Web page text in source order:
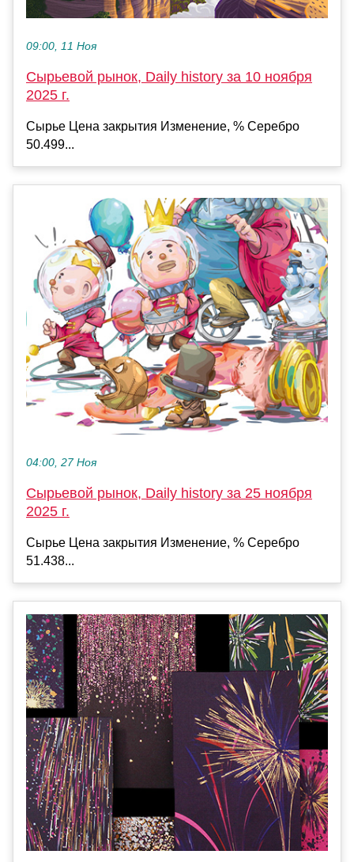
09:00, 11 Ноя
Сырьевой рынок, Daily history за 10 ноября
2025 г.
Сырье Цена закрытия Изменение, % Серебро
50.499...
04:00, 27 Ноя
Сырьевой рынок, Daily history за 25 ноября
2025 г.
Сырье Цена закрытия Изменение, % Серебро
51.438...